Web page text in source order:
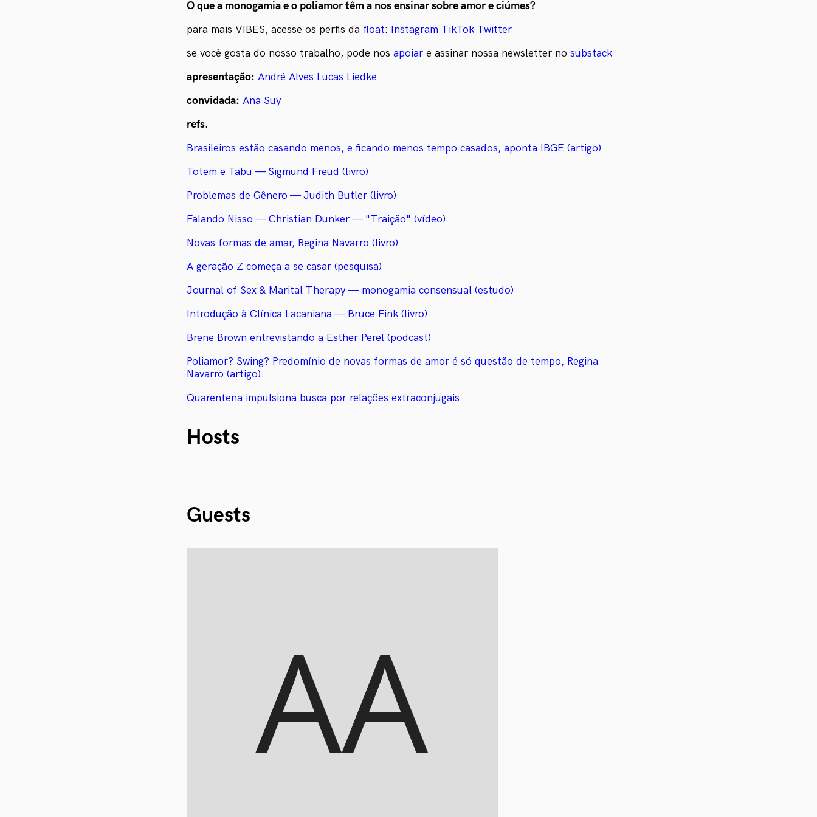
O que a monogamia e o poliamor têm a nos ensinar sobre amor e ciúmes?
para mais VIBES, acesse os perfis da float: Instagram TikTok Twitter
se você gosta do nosso trabalho, pode nos apoiar e assinar nossa newsletter no substack
apresentação: André Alves Lucas Liedke
convidada: Ana Suy
refs.
Brasileiros estão casando menos, e ficando menos tempo casados, aponta IBGE (artigo)
Totem e Tabu — Sigmund Freud (livro)
Problemas de Gênero — Judith Butler (livro)
Falando Nisso — Christian Dunker — "Traição" (vídeo)
Novas formas de amar, Regina Navarro (livro)
A geração Z começa a se casar (pesquisa)
Journal of Sex & Marital Therapy — monogamia consensual (estudo)
Introdução à Clínica Lacaniana — Bruce Fink (livro)
Brene Brown entrevistando a Esther Perel (podcast)
Poliamor? Swing? Predomínio de novas formas de amor é só questão de tempo, Regina
Navarro (artigo)
Quarentena impulsiona busca por relações extraconjugais
Hosts
Guests